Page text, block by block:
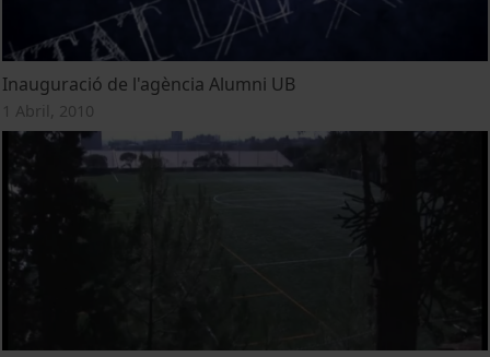
Inauguració de l'agència Alumni UB
1 Abril, 2010